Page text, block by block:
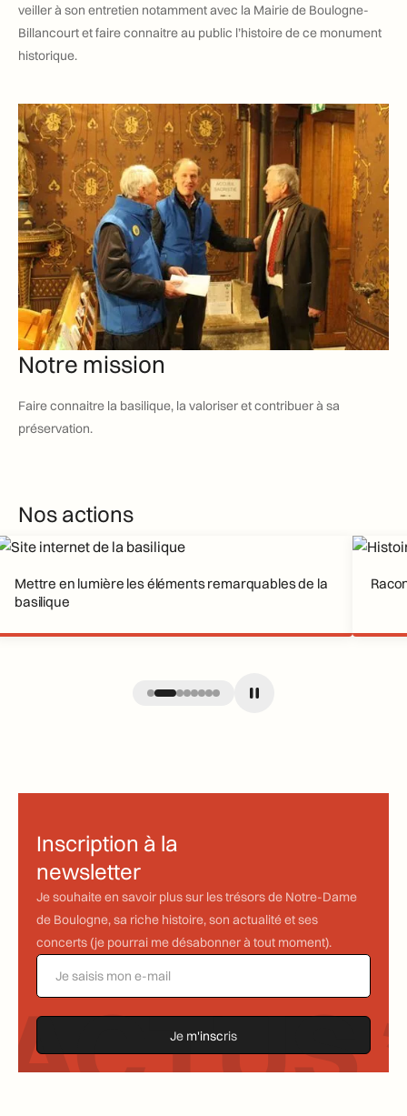
veiller à son entretien notamment avec la Mairie de Boulogne-
Billancourt et faire connaitre au public l’histoire de ce monument
historique.
Notre mission
Faire connaitre la basilique, la valoriser et contribuer à sa
préservation.
Nos actions
Mettre en lumière les éléments remarquables de la
basilique
Inscription à la
newsletter
Je souhaite en savoir plus sur les trésors de Notre-Dame
de Boulogne, sa riche histoire, son actualité et ses
concerts (je pourrai me désabonner à tout moment).
ACTUS